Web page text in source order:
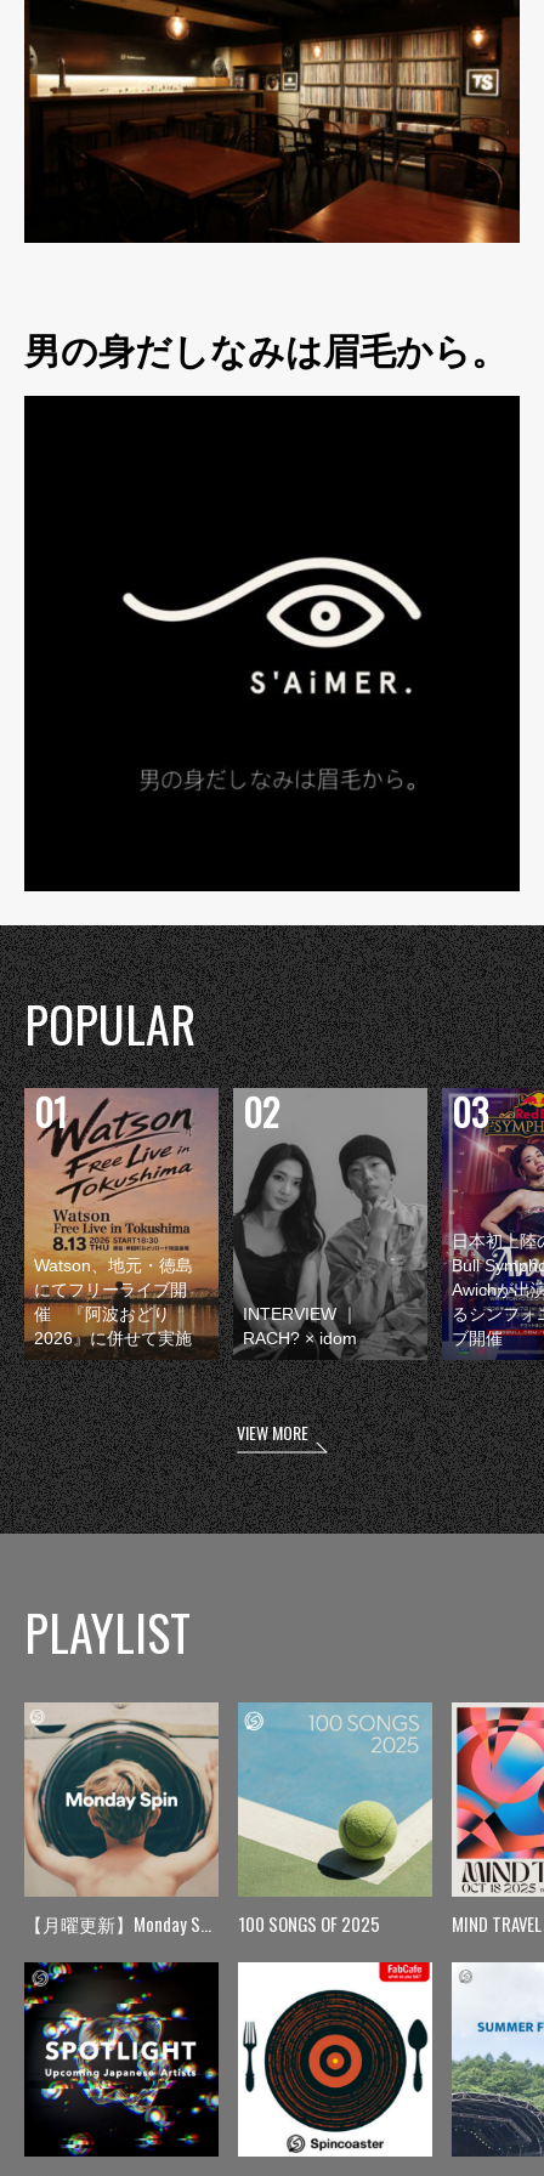
男の身だしなみは眉毛から。
POPULAR
Watson、地元・徳島
にてフリーライブ開
催 『阿波おどり
2026』に併せて実施
INTERVIEW ｜
RACH? × idom
日本初上陸
Bull
Awichが出
るシンフォ
ブ開催
VIEW MORE
PLAYLIST
【月曜更新】Monday Spin 100 SONGS OF 2025 MIND TRAVEL